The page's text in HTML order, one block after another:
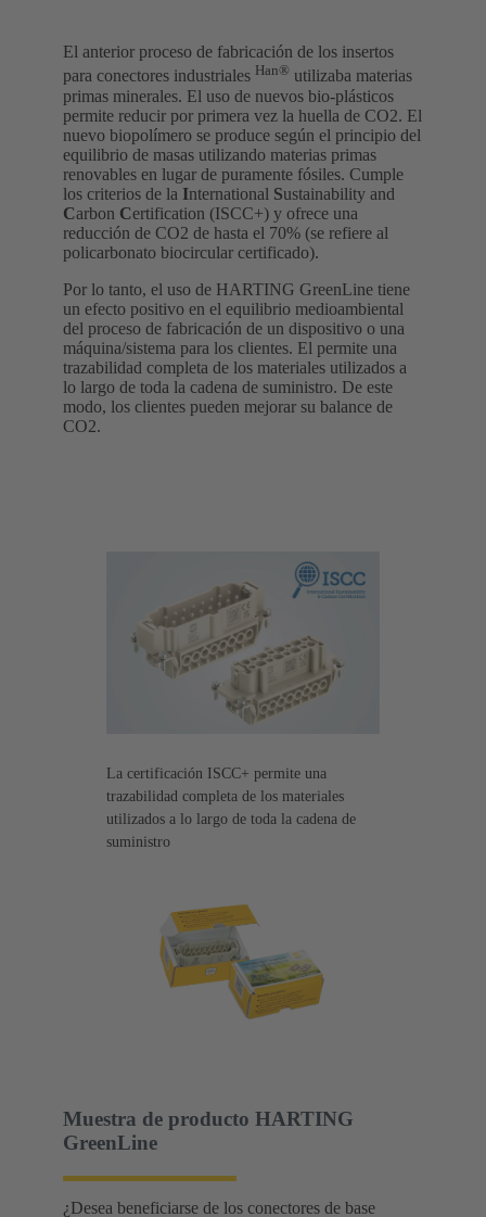
El anterior proceso de fabricación de los insertos
para conectores industriales Han® utilizaba materias
primas minerales. El uso de nuevos bio-plásticos
permite reducir por primera vez la huella de CO2. El
nuevo biopolímero se produce según el principio del
equilibrio de masas utilizando materias primas
renovables en lugar de puramente fósiles. Cumple
los criterios de la International Sustainability and
Carbon Certification (ISCC+) y ofrece una
reducción de CO2 de hasta el 70% (se refiere al
policarbonato biocircular certificado).
Por lo tanto, el uso de HARTING GreenLine tiene
un efecto positivo en el equilibrio medioambiental
del proceso de fabricación de un dispositivo o una
máquina/sistema para los clientes. El permite una
trazabilidad completa de los materiales utilizados a
lo largo de toda la cadena de suministro. De este
modo, los clientes pueden mejorar su balance de
CO2.
La certificación ISCC+ permite una
trazabilidad completa de los materiales
utilizados a lo largo de toda la cadena de
suministro
Muestra de producto HARTING
GreenLine
¿Desea beneficiarse de los conectores de base